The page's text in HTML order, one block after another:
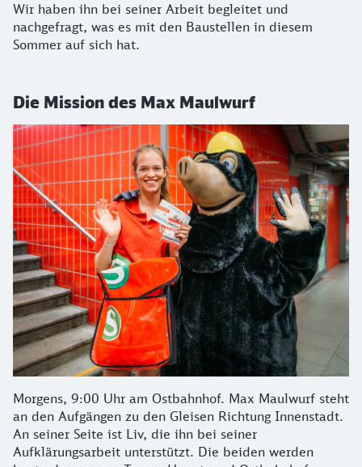
Wir haben ihn bei seiner Arbeit begleitet und
nachgefragt, was es mit den Baustellen in diesem
Sommer auf sich hat.
Die Mission des Max Maulwurf
Morgens, 9:00 Uhr am Ostbahnhof. Max Maulwurf steht
an den Aufgängen zu den Gleisen Richtung Innenstadt.
An seiner Seite ist Liv, die ihn bei seiner
Aufklärungsarbeit unterstützt. Die beiden werden